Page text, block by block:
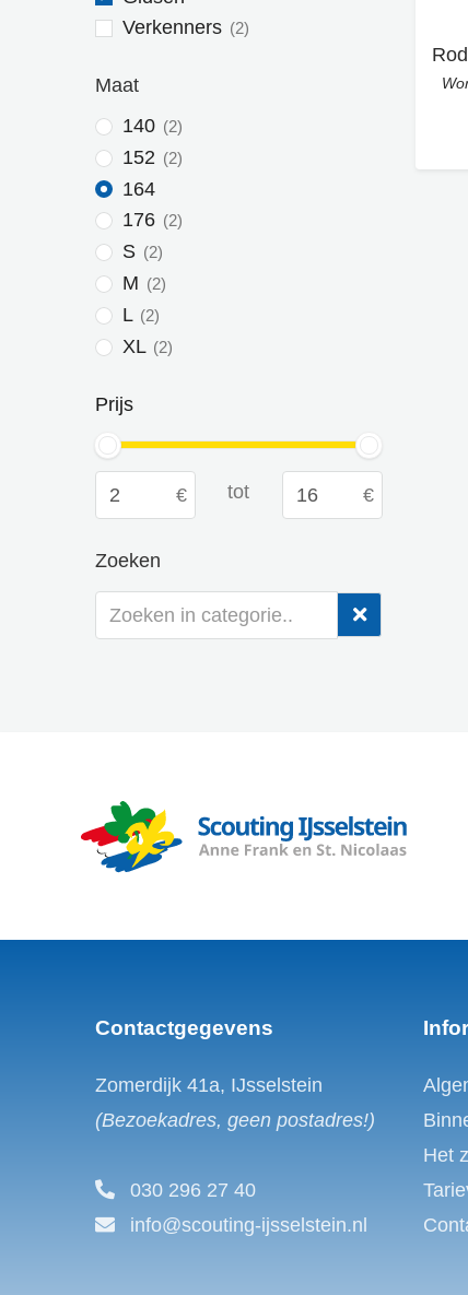
Verkenners
2
Maat
140
2
152 2
164
176
2
S 2
M 2
L 2
XL 2
Prijs
tot
Zoeken
Contactgegevens
Zomerdijk 41a, IJsselstein
(Bezoekadres, geen postadres!)
030 296 27 40
info@scouting-ijsselstein.nl
Het